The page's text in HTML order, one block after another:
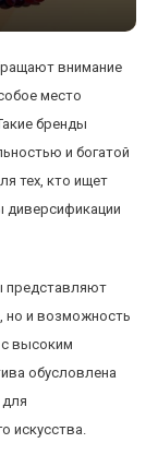
внимание
место
бренды
и богатой
тех, кто ищет
диверсификации
представляют
но и возможность
с высоким
обусловлена
искусства.